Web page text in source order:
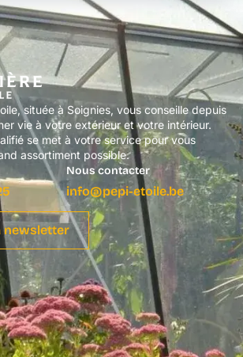
située à Soignies, vous conseille depuis
vie à votre extérieur et votre intérieur.
se met à votre service pour vous
assortiment possible.
Nous contacter
info@pepi-etoile.be
newsletter